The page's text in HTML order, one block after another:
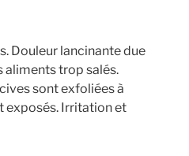
Douleur lancinante due
aliments trop salés.
sont exfoliées à
exposés. Irritation et